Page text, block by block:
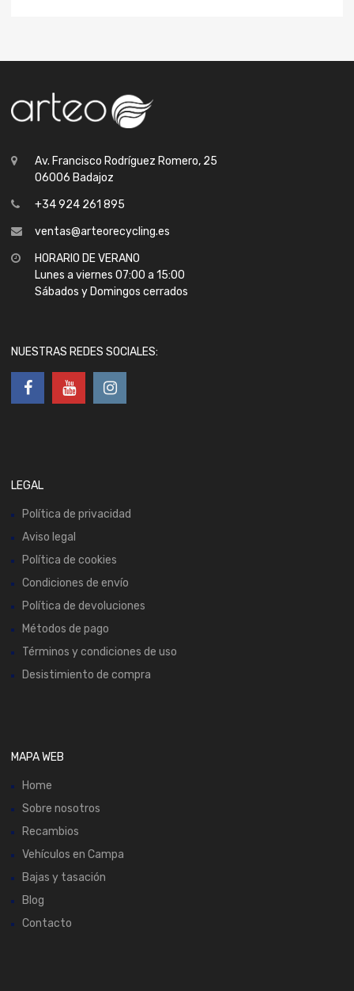
Av. Francisco Rodríguez Romero, 25
06006 Badajoz
+34 924 261 895
ventas@arteorecycling.es
HORARIO DE VERANO
Lunes a viernes 07:00 a 15:00
Sábados y Domingos cerrados
NUESTRAS REDES SOCIALES:
LEGAL
Política de privacidad
Aviso legal
Política de cookies
Condiciones de envío
Política de devoluciones
Métodos de pago
Términos y condiciones de uso
Desistimiento de compra
MAPA WEB
Home
Sobre nosotros
Recambios
Vehículos en Campa
Bajas y tasación
Blog
Contacto